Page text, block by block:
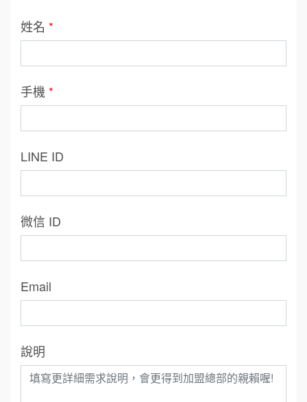
姓名 *
手機 *
LINE ID
微信 ID
Email
說明